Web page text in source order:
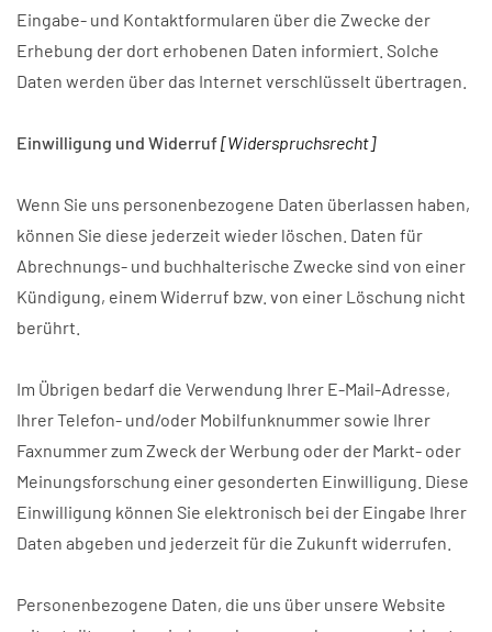
Eingabe- und Kontaktformularen über die Zwecke der
Erhebung der dort erhobenen Daten informiert. Solche
Daten werden über das Internet verschlüsselt übertragen.
Einwilligung und Widerruf[Widerspruchsrecht]
Wenn Sie uns personenbezogene Daten überlassen haben,
können Sie diese jederzeit wieder löschen. Daten für
Abrechnungs- und buchhalterische Zwecke sind von einer
Kündigung, einem Widerruf bzw. von einer Löschung nicht
berührt.
Im Übrigen bedarf die Verwendung Ihrer E-Mail-Adresse,
Ihrer Telefon- und/oder Mobilfunknummer sowie Ihrer
Faxnummer zum Zweck der Werbung oder der Markt- oder
Meinungsforschung einer gesonderten Einwilligung. Diese
Einwilligung können Sie elektronisch bei der Eingabe Ihrer
Daten abgeben und jederzeit für die Zukunft widerrufen.
Personenbezogene Daten, die uns über unsere Website